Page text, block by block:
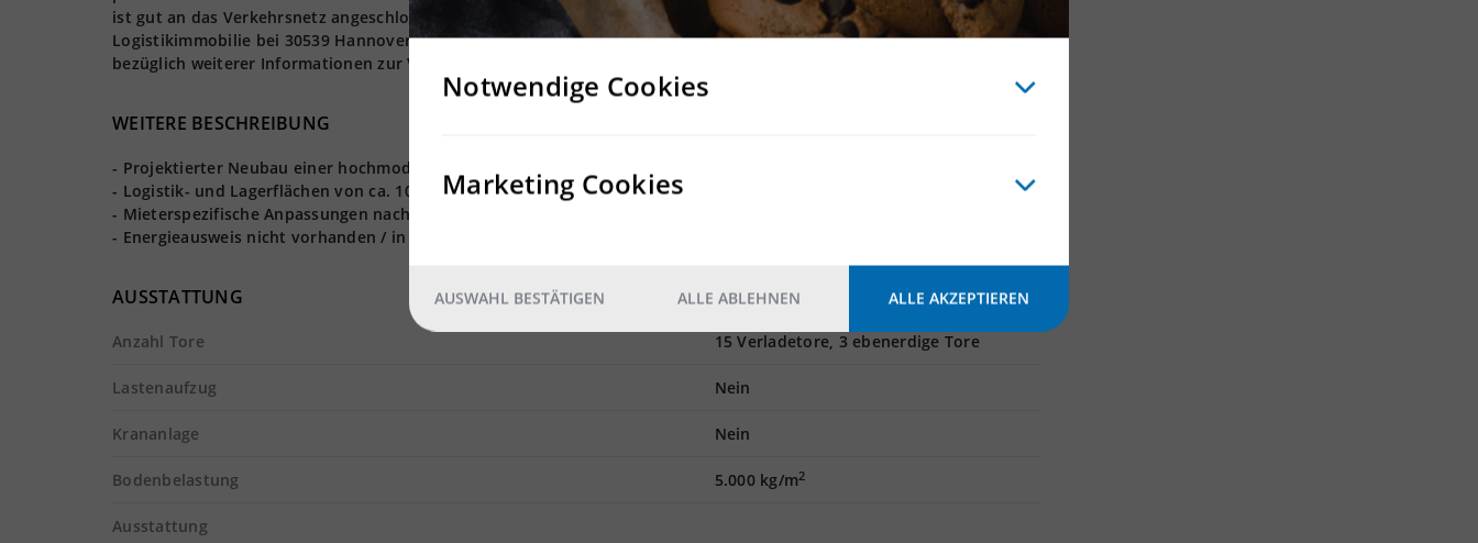
ist gut an das Verkehrsnetz angeschlossen und eignet sich daher perfekt für Logistikunternehmen. Die
Logistikimmobilie bei 30539 Hannover kann ab sofort gemietet werden. Die Logivest Gruppe steht Ihnen gerne
bezüglich weiterer Informationen zur Verfügung.
WEITERE BESCHREIBUNG
- Projektierter Neubau einer hochmodernen Lager- und Logistikhalle
- Logistik- und Lagerflächen von ca. 10.000 m² realisierbar
- Mieterspezifische Anpassungen nach Absprache möglich
- Energieausweis nicht vorhanden / in Bearbeitung
AUSSTATTUNG
Anzahl Tore 15 Verladetore, 3 ebenerdige Tore
Lastenaufzug Nein
Krananlage Nein
Bodenbelastung 5.000 kg/m2
Ausstattung
Notwendige Cookies
Marketing Cookies
AUSWAHL BESTÄTIGEN ALLE ABLEHNEN ALLE AKZEPTIEREN